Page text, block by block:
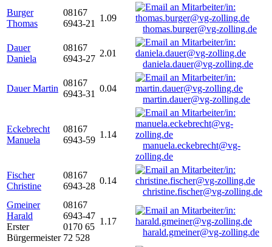
Burger
Thomas
08167
6943-21
1.09
thomas.burger@vg-zolling.de
Dauer
Daniela
08167
6943-27
2.01
daniela.dauer@vg-zolling.de
Dauer Martin
08167
6943-31
0.04
martin.dauer@vg-zolling.de
Eckebrecht
Manuela
08167
6943-59
1.14
manuela.eckebrecht@vg-
zolling.de
Fischer
Christine
08167
6943-28
0.14
christine.fischer@vg-zolling.de
Gmeiner
Harald
Erster
Bürgermeister
08167
6943-47
0170 65
72 528
1.17
harald.gmeiner@vg-zolling.de